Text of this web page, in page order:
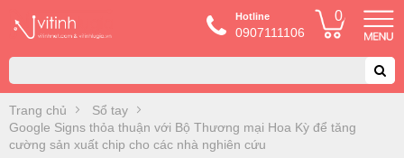
Hotline
0907111106
0
Trang chủ
Sổ tay
Google Signs thỏa thuận với Bộ Thương mại Hoa Kỳ để tăng
cường sản xuất chip cho các nhà nghiên cứu